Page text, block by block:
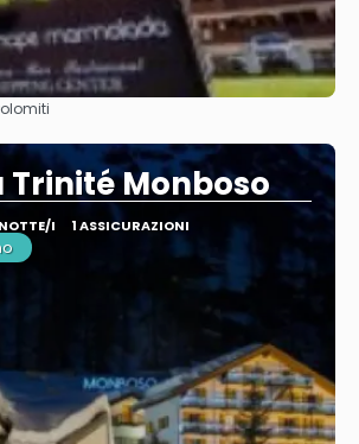
Trinité Monboso
I 1 ASSICURAZIONI